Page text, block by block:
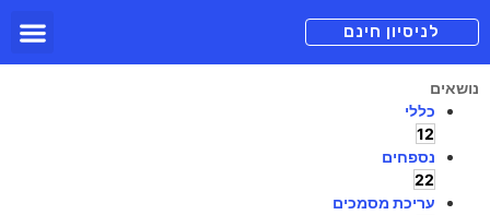
לניסיון חינם
נושאים
כללי
12
נספחים
22
עריכת מסמכים